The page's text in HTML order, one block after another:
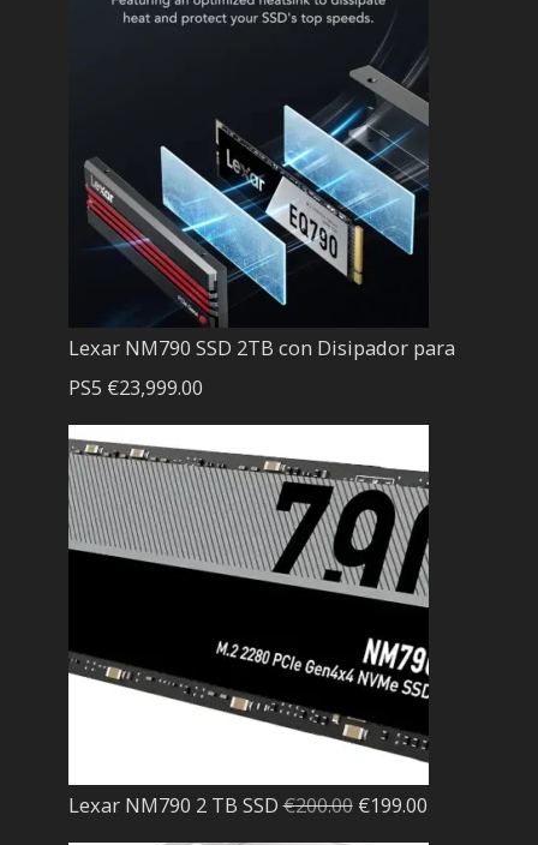
Lexar NM790 SSD 2TB con Disipador para
PS5 €23,999.00
Lexar NM790 2 TB SSD€200.00 El
€199.00El